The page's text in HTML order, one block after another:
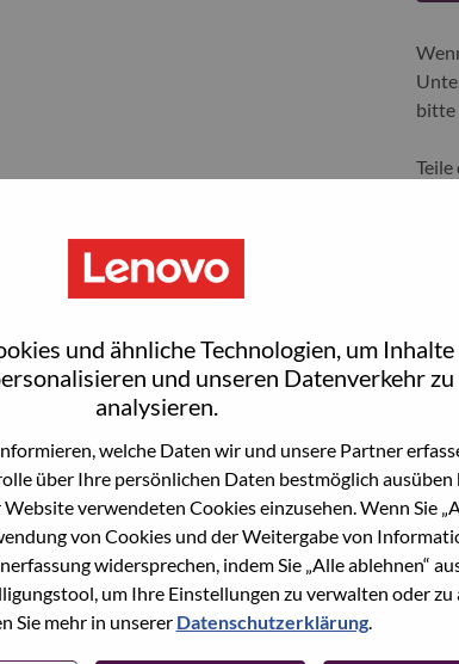
und ähnliche Technologien, um Inhalte
und unseren Datenverkehr zu
analysieren.
welche Daten wir und unsere Partner
über Ihre persönlichen Daten bestmöglich
verwendeten Cookies einzusehen. Wenn Sie
von Cookies und der Weitergabe von
widersprechen, indem Sie „Alle ablehnen“
um Ihre Einstellungen zu verwalten oder
Sie mehr in unserer Datenschutzerklärung.
WOW our customers.
ranked #153 in the Fortune Global
Focused on a bold vision to deliver
the world’s largest PC company with a full-
(PCs, workstations, smartphones,
bitte
Teile
Alle